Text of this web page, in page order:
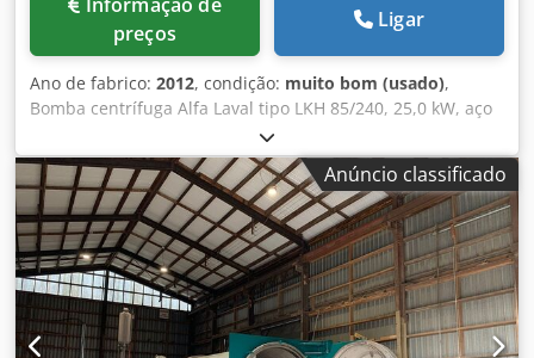
preços
Ligar
Ano de fabrico: 2012, condição: muito bom (usado),
Bomba centrífuga Alfa Laval tipo LKH 85/240, 25,0 kW, aço
inoxidável. Usado. Em bom estado. Entrada: 6" - Saída: 6".
Dcsdpfohck S Ejx Anuek
Anúncio classificado